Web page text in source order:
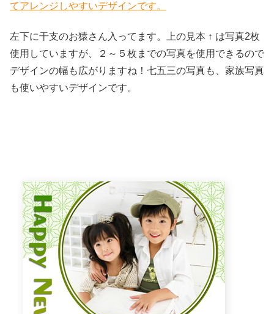
てアレンジしやすいデザインです。
左下に干支のお猿さん入ってます。上の見本 ↑ は写真2枚
使用していますが、２～５枚までの写真を使用できるので
デザインの幅も広がりますね！七五三の写真も、家族写真
も使いやすいデザインです。